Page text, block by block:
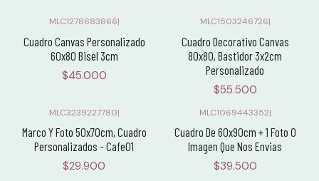
MLC1278683866|
Cuadro Canvas Personalizado
60x80 Bisel 3cm
$45.000
MLC1503246726|
Cuadro Decorativo Canvas
80x80, Bastidor 3x2cm
Personalizado
$55.500
MLC3239227780|
Marco Y Foto 50x70cm, Cuadro
Personalizados - Cafe01
$29.900
MLC1069443352|
Cuadro De 60x90cm + 1 Foto O
Imagen Que Nos Envias
$39.500